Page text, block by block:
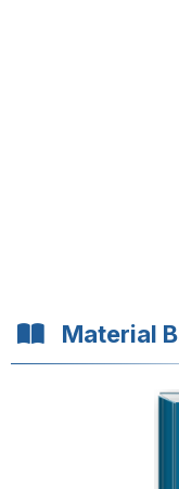
Material